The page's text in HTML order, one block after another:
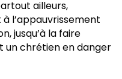
ailleurs,
l’appauvrissement
jusqu’à la faire
un chrétien en danger